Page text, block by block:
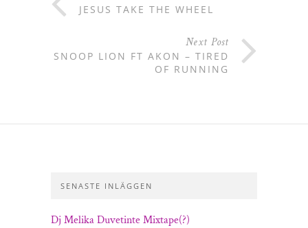
JESUS TAKE THE WHEEL
Next Post
SNOOP LION FT AKON – TIRED
OF RUNNING
SENASTE INLÄGGEN
Dj Melika Duvetinte Mixtape(?)